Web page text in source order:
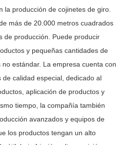
la producción de cojinetes de giro.
más de 20.000 metros cuadrados
de producción. Puede producir
y pequeñas cantidades de
estándar. La empresa cuenta con
calidad especial, dedicado al
aplicación de productos y
tiempo, la compañía también
avanzados y equipos de
los productos tengan un alto